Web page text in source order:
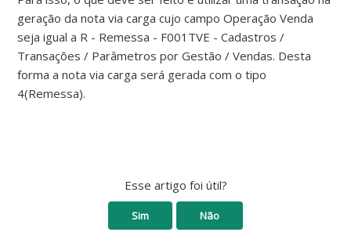
geração da nota via carga cujo campo Operação Venda
seja igual a R - Remessa - F001TVE - Cadastros /
Transações / Parâmetros por Gestão / Vendas. Desta
forma a nota via carga será gerada com o tipo
4(Remessa).
Esse artigo foi útil?
Sim Não